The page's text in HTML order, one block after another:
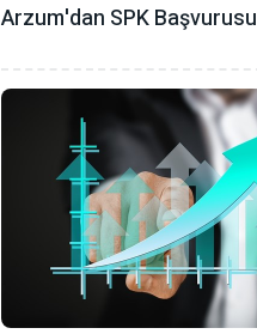
Arzum'dan SPK Başvurusu